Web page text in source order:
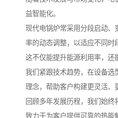
益智能化。
现代电锅炉常采用分段启动、
率的动态调整，以适应不同时
这不仅能提升能源利用率，还
我们紧跟技术趋势，在设备选
理念，帮助客户构建更灵活、
回顾多年发展历程，我们始终
致力于为客户提供可靠的热能